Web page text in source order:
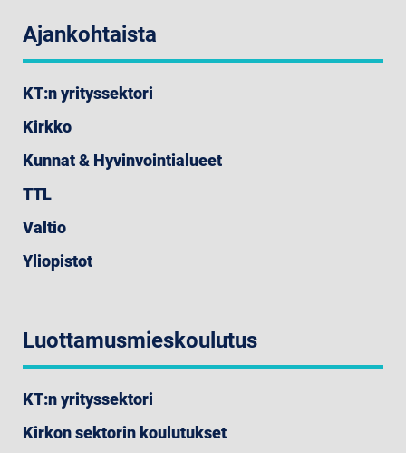
Ajankohtaista
KT:n yrityssektori
Kirkko
Kunnat & Hyvinvointialueet
TTL
Valtio
Yliopistot
Luottamusmieskoulutus
KT:n yrityssektori
Kirkon sektorin koulutukset